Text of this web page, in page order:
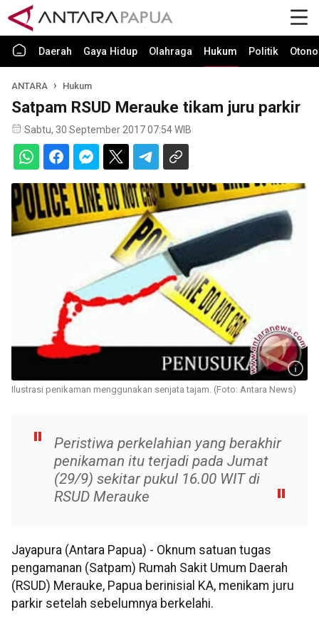
Daerah Gaya Hidup Olahraga Hukum Politik
ANTARA Hukum
Satpam RSUD Merauke tikam juru parkir
Sabtu, 30 September 2017 07:54 WIB
Ilustrasi penikaman menggunakan senjata tajam. (Foto: Antara News)
Peristiwa perkelahian yang berakhir
penikaman itu terjadi pada Jumat
(29/9) sekitar pukul 16.00 WIT di
RSUD Merauke
Jayapura (Antara Papua) - Oknum satuan tugas
pengamanan (Satpam) Rumah Sakit Umum Daerah
(RSUD) Merauke, Papua berinisial KA, menikam juru
parkir setelah sebelumnya berkelahi.